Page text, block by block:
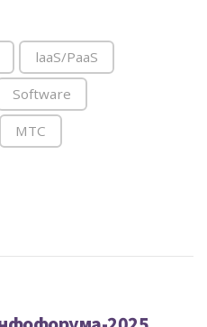
laaS/PaaS
Software
МТС